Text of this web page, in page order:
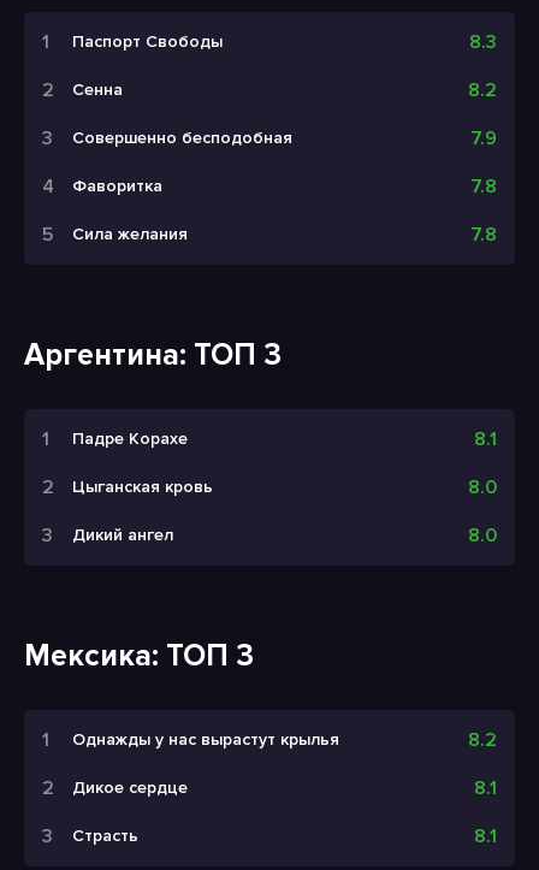
Паспорт Свободы 8.3
Сенна 8.2
Совершенно бесподобная 7.9
Фаворитка 7.8
Сила желания 7.8
Аргентина: ТОП 3
Падре Корахе 8.1
Цыганская кровь 8.0
Дикий ангел 8.0
Мексика: ТОП 3
Однажды у нас вырастут крылья 8.2
Дикое сердце 8.1
Страсть 8.1